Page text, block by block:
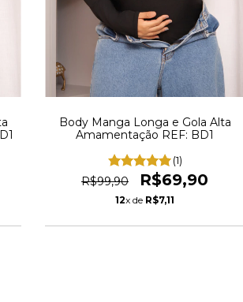
Body Manga Longa e Gola Alta
Amamentação REF: BD1
(1)
R$99,90 R$69,90
12x de R$7,11